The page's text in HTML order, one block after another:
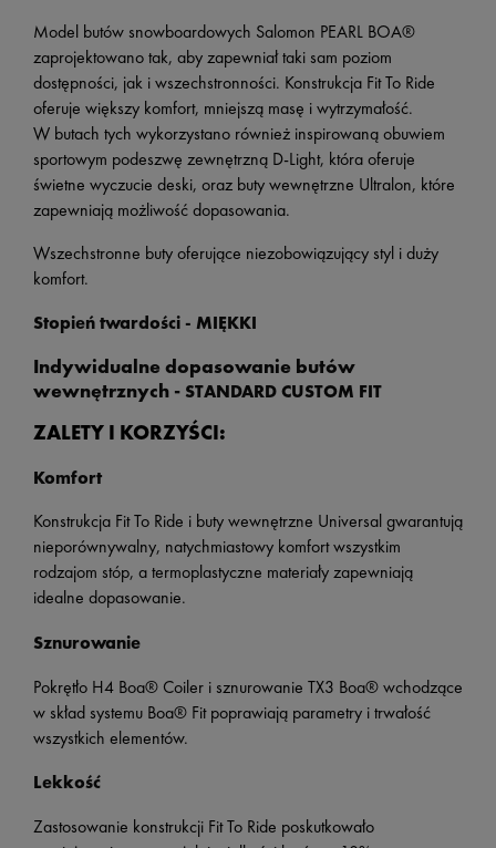
Model butów snowboardowych Salomon PEARL BOA®
zaprojektowano tak, aby zapewniał taki sam poziom
dostępności, jak i wszechstronności. Konstrukcja Fit To Ride
oferuje większy komfort, mniejszą masę i wytrzymałość.
W butach tych wykorzystano również inspirowaną obuwiem
sportowym podeszwę zewnętrzną D-Light, która oferuje
świetne wyczucie deski, oraz buty wewnętrzne Ultralon, które
zapewniają możliwość dopasowania.
Wszechstronne buty oferujące niezobowiązujący styl i duży
komfort.
Stopień twardości - MIĘKKI
Indywidualne dopasowanie butów
wewnętrznych - STANDARD CUSTOM FIT
ZALETY I KORZYŚCI:
Komfort
Konstrukcja Fit To Ride i buty wewnętrzne Universal gwarantują
nieporównywalny, natychmiastowy komfort wszystkim
rodzajom stóp, a termoplastyczne materiały zapewniają
idealne dopasowanie.
Sznurowanie
Pokrętło H4 Boa® Coiler i sznurowanie TX3 Boa® wchodzące
w skład systemu Boa® Fit poprawiają parametry i trwałość
wszystkich elementów.
Lekkość
Zastosowanie konstrukcji Fit To Ride poskutkowało